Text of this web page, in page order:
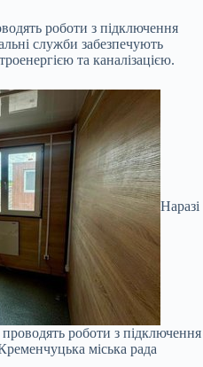
роботи з підключення
служби забезпечують
та каналізацією.
Наразі
роботи з підключення
міська рада